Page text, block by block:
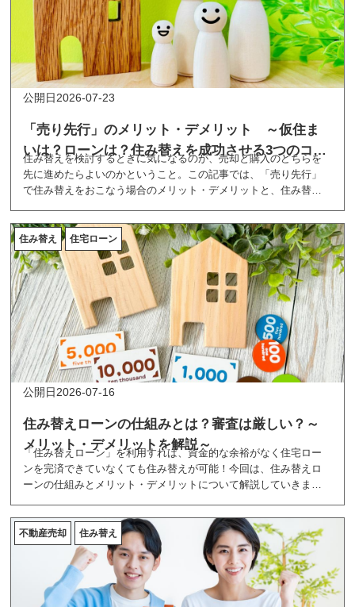
「売り先行」のメリット・デメリット ～仮住ま
いは？ローンは？住み替えを成功させる3つのコツ
～
2026-07-23
住み替えを検討するときに気になるのが、売却と購入のどちらを
先に進めたらよいのかということ。この記事では、「売り先行」
で住み替えをおこなう場合のメリット・デメリットと、住み替え
住み替え 住宅ローン
住み替えローンの仕組みとは？審査は厳しい？～
メリット・デメリットを解説～
2026-07-16
「住み替えローン」を利用すれば、資金的な余裕がなく住宅ロー
ンを完済できていなくても住み替えが可能！今回は、住み替えロ
ーンの仕組みとメリット・デメリットについて解説していきま
不動産売却 住み替え